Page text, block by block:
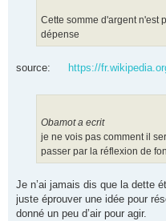
Cette somme d'argent n'est
dépense
source: https://
Obamot a ecrit
je ne vois pas comment il
passer par la réflexion de
Je n’ai jamais dis que la dette
juste éprouver une idée pour
donné un peu d’air pour agir.